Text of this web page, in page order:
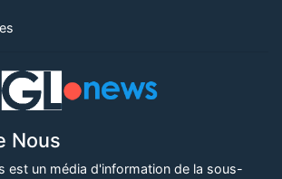
Nous
est un média d'information de la sous-